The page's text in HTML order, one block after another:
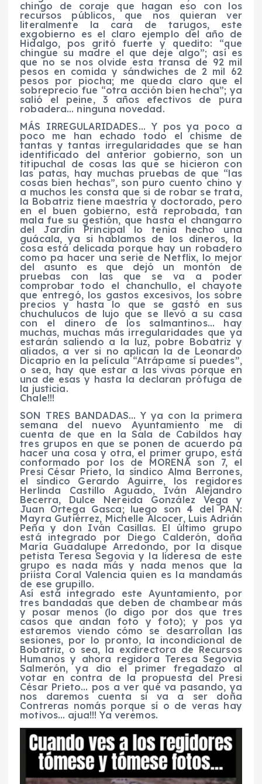
chingo de coraje que hagan eso con los
recursos públicos, que nos quieran ver
literalmente la cara de tarugos, este
exgobierno es el claro ejemplo del año de
Hidalgo, pos gritó fuerte y quedito: “que
chingue su madre el que deje algo”; así es
que no se nos olvide esta transa de 92 mil
pesos en comida y sándwiches de 2 mil 62
pesos por piocha; me queda claro que el
sobreprecio fue “otra acción bien hecha”; ya
salió el peine, 3 años efectivos de pura
robadera… ninguna novedad.
MÁS IRREGULARIDADES… Y pos ya poco a
poco me han echado todo el chisme de
tantas y tantas irregularidades que se han
identificado del anterior gobierno, son un
titipuchal de cosas las que se hicieron con
las patas, hay muchas pruebas de que “las
cosas bien hechas”, son puro cuento chino y
a muchos les consta que si de robar se trata,
la Bobatriz tiene maestría y doctorado, pero
en el buen gobierno, está reprobada, tan
mala fue su gestión, que hasta el changarro
del Jardín Principal lo tenía hecho una
guácala, ya si hablamos de los dineros, la
cosa está delicada porque hay un robadero
como pa hacer una serie de Netflix, lo mejor
del asunto es que dejó un montón de
pruebas con las que se va a poder
comprobar todo el chanchullo, el chayote
que entregó, los gastos excesivos, los sobre
precios y hasta lo que se gastó en sus
chuchulucos de lujo que se llevó a su casa
con el dinero de los salmantinos… hay
muchas, muchas más irregularidades que ya
estarán saliendo a la luz, pobre Bobatriz y
aliados, a ver si no aplican la de Leonardo
Dicaprio en la película “Atrápame sí puedes”,
o sea, hay que estar a las vivas porque en
una de esas y hasta la declaran prófuga de
la justicia.
Chale!!!
SON TRES BANDADAS… Y ya con la primera
semana del nuevo Ayuntamiento me di
cuenta de que en la Sala de Cabildos hay
tres grupos en que se ponen de acuerdo pa
hacer una cosa y otra, el primer grupo, está
conformado por los de MORENA son 7, el
Presi César Prieto, la síndico Alma Berrones,
el síndico Gerardo Aguirre, los regidores
Herlinda Castillo Aguado, Iván Alejandro
Becerra, Dulce Nereida González Vega y
Juan Ortega Gasca; luego son 4 del PAN:
Mayra Gutiérrez, Michelle Alcocer, Luis Adrián
Peña y don Iván Casillas. El último grupo
está integrado por Diego Calderón, doña
María Guadalupe Arredondo, por la disque
petista Teresa Segovia y la lideresa de este
grupo es nada más y nada menos que la
priísta Coral Valencia quien es la mandamás
de ese grupillo.
Así está integrado este Ayuntamiento, por
tres bandadas que deben de chambear más
y posar menos (lo digo por dos que tres
casos que andan foto y foto); y pos ya
estaremos viendo cómo se desarrollan las
sesiones, por lo pronto, la incondicional de
Bobatriz, o sea, la exdirectora de Recursos
Humanos y ahora regidora Teresa Segovia
Salmerón, ya dio el primer fregadazo al
votar en contra de la propuesta del Presi
César Prieto… pos a ver qué va pasando, ya
nos daremos cuenta si va a ser doña
Contreras nomás porque sí o de veras hay
motivos… ajua!!! Ya veremos.